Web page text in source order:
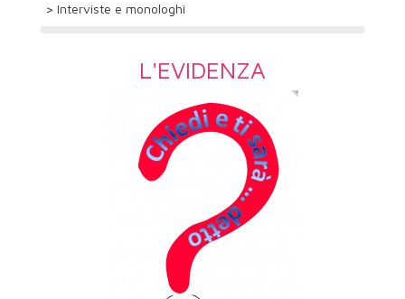
> Interviste e monologhi
L'EVIDENZA